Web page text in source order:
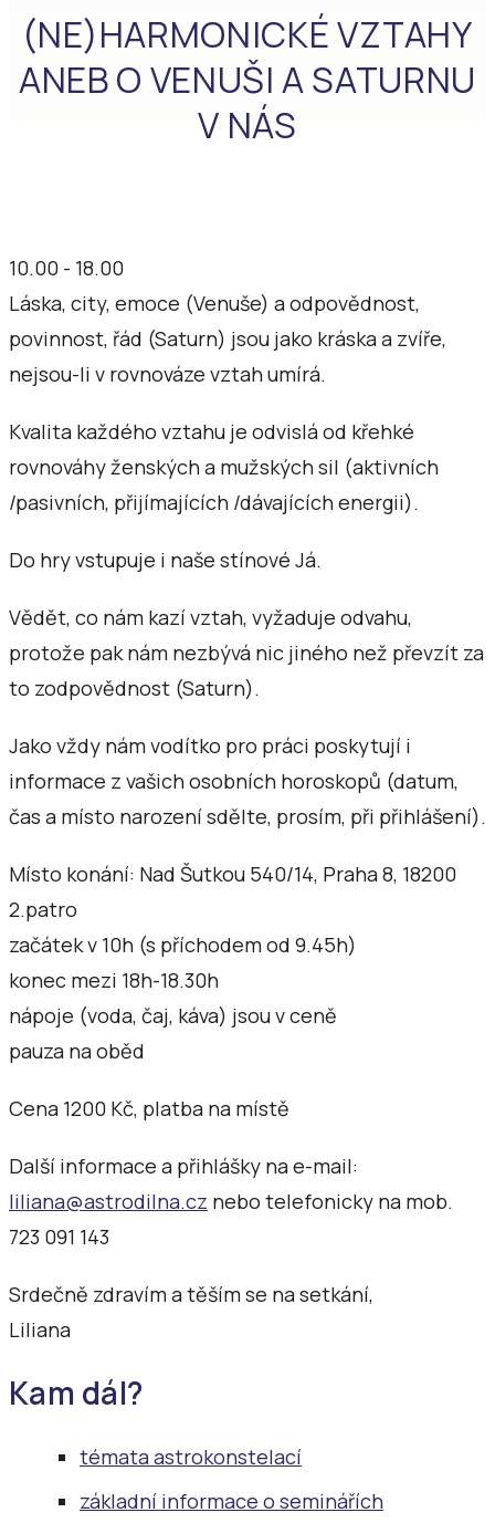
(NE)HARMONICKÉ VZTAHY
ANEB O VENUŠI A SATURNU
V NÁS
10.00 - 18.00
Láska, city, emoce (Venuše) a odpovědnost,
povinnost, řád (Saturn) jsou jako kráska a zvíře,
nejsou-li v rovnováze vztah umírá.
Kvalita každého vztahu je odvislá od křehké
rovnováhy ženských a mužských sil (aktivních
/pasivních, přijímajících /dávajících energii).
Do hry vstupuje i naše stínové Já.
Vědět, co nám kazí vztah, vyžaduje odvahu,
protože pak nám nezbývá nic jiného než převzít za
to zodpovědnost (Saturn).
Jako vždy nám vodítko pro práci poskytují i
informace z vašich osobních horoskopů (datum,
čas a místo narození sdělte, prosím, při přihlášení).
Místo konání: Nad Šutkou 540/14, Praha 8, 18200
2.patro
začátek v 10h (s příchodem od 9.45h)
konec mezi 18h-18.30h
nápoje (voda, čaj, káva) jsou v ceně
pauza na oběd
Cena 1200 Kč, platba na místě
Další informace a přihlášky na e-mail:
liliana@astrodilna.cz nebo telefonicky na mob.
723 091 143
Srdečně zdravím a těším se na setkání,
Liliana
Kam dál?
témata astrokonstelací
základní informace o seminářích